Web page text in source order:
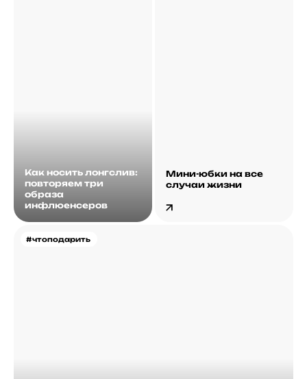
Как носить лонгслив:
повторяем три
образа
инфлюенсеров
#чтоподарить
Мини-юбки на все
случаи жизни